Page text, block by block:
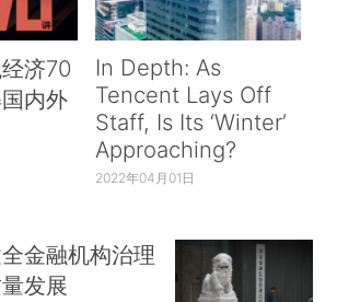
济70
内外
In Depth: As
Tencent Lays Off
Staff, Is Its ‘Winter’
Approaching?
2022年04月01日
金融机构治理
发展